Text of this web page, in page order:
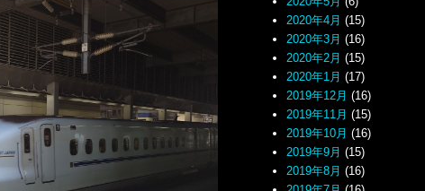
2020年4月 (15)
2020年3月 (16)
2020年2月 (15)
2020年1月 (17)
2019年12月 (16)
2019年11月 (15)
2019年10月 (16)
2019年9月 (15)
2019年8月 (16)